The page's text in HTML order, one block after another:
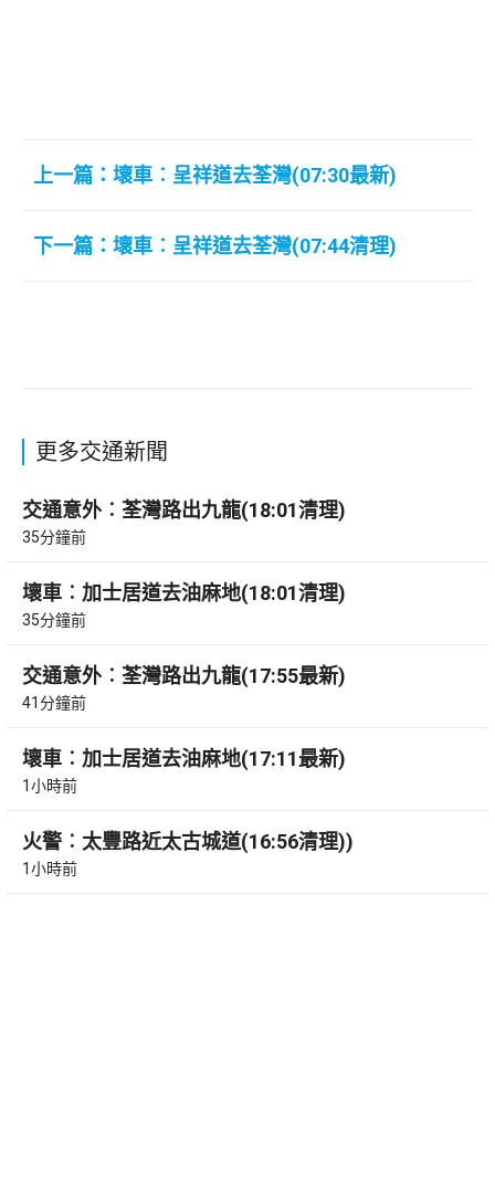
上一篇：壞車︰呈祥道去荃灣(07:30最新)
下一篇：壞車︰呈祥道去荃灣(07:44清理)
更多交通新聞
交通意外︰荃灣路出九龍(18:01清理)
35分鐘前
壞車︰加士居道去油麻地(18:01清理)
35分鐘前
交通意外︰荃灣路出九龍(17:55最新)
41分鐘前
壞車︰加士居道去油麻地(17:11最新)
1小時前
火警︰太豐路近太古城道(16:56清理))
1小時前